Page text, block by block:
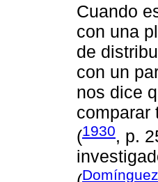
Cuando
con una
de
con un
nos dice
comparar
(1930, p.